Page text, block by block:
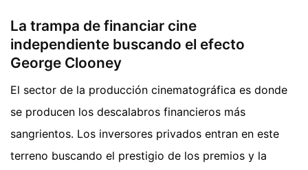
La trampa de financiar cine
independiente buscando el efecto
George Clooney
El sector de la producción cinematográfica es donde
se producen los descalabros financieros más
sangrientos. Los inversores privados entran en este
terreno buscando el prestigio de los premios y la